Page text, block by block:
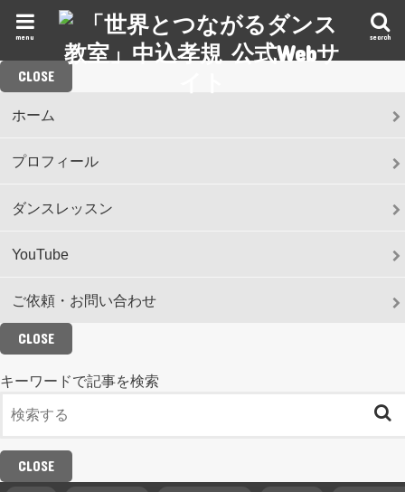
search
menu
CLOSE
ホーム
プロフィール
ダンスレッスン
YouTube
ご依頼・お問い合わせ
CLOSE
キーワードで記事を検索
CLOSE